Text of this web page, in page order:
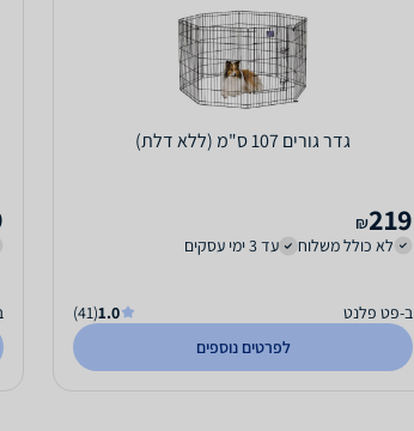
גדר גורים 107 ס"מ (ללא דלת)
219
₪
לא כולל משלוח
עד 3 ימי עסקים
ב-פט פלנט 1.0
(41)
לפרטים נוספים